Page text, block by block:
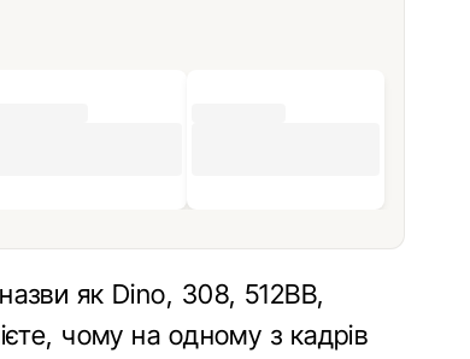
як Dino, 308, 512BB,
чому на одному з кадрів